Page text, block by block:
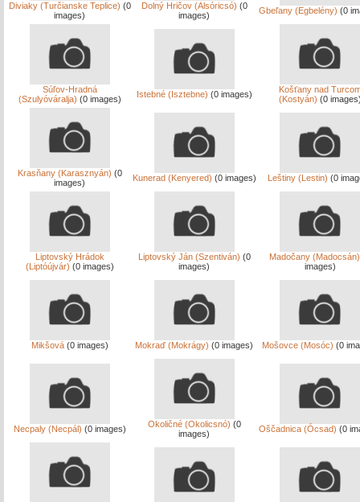
Diviaky (Turčianske Teplice) (0
images)
Dolný Hričov (Alsóricsó) (0
images)
Gbeľany (Egbelény) (0
Súľov-Hradná
(Szulyóváralja) (0 images) Istebné (Isztebne) (0 images)
Košťany nad
(Kostyán) (0
Krasňany (Karasznyán) (0
images)
Kunerad (Kenyered) (0 images) Leštiny (Lestin) (0
Liptovský Hrádok
(Liptóújvár) (0 images)
Liptovský Ján (Szentiván) (0
images)
Madočany (Madocsán)
images)
Mikšová(0 images) Mokraď (Mokrágy) (0 images) Mošovce (Mosóc) (0
Necpaly (Necpál) (0 images) Okoličné (Okolicsnó) (0
images)
Oščadnica (Ócsad) (0